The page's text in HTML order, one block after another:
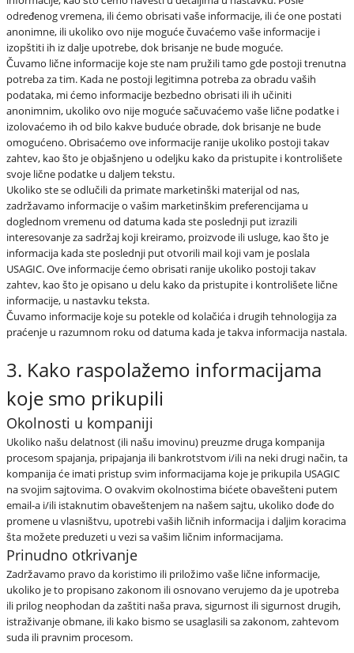
određenog vremena, ili ćemo obrisati vaše informacije, ili će one postati
anonimne, ili ukoliko ovo nije moguće čuvaćemo vaše informacije i
izopštiti ih iz dalje upotrebe, dok brisanje ne bude moguće.
Čuvamo lične informacije koje ste nam pružili tamo gde postoji trenutna
potreba za tim. Kada ne postoji legitimna potreba za obradu vaših
podataka, mi ćemo informacije bezbedno obrisati ili ih učiniti
anonimnim, ukoliko ovo nije moguće sačuvaćemo vaše lične podatke i
izolovaćemo ih od bilo kakve buduće obrade, dok brisanje ne bude
omogućeno. Obrisaćemo ove informacije ranije ukoliko postoji takav
zahtev, kao što je objašnjeno u odeljku kako da pristupite i kontrolišete
svoje lične podatke u daljem tekstu.
Ukoliko ste se odlučili da primate marketinški materijal od nas,
zadržavamo informacije o vašim marketinškim preferencijama u
doglednom vremenu od datuma kada ste poslednji put izrazili
interesovanje za sadržaj koji kreiramo, proizvode ili usluge, kao što je
informacija kada ste poslednji put otvorili mail koji vam je poslala
USAGIC. Ove informacije ćemo obrisati ranije ukoliko postoji takav
zahtev, kao što je opisano u delu kako da pristupite i kontrolišete lične
informacije, u nastavku teksta.
Čuvamo informacije koje su potekle od kolačića i drugih tehnologija za
praćenje u razumnom roku od datuma kada je takva informacija nastala.
3. Kako raspolažemo informacijama
koje smo prikupili
Okolnosti u kompaniji
Ukoliko našu delatnost (ili našu imovinu) preuzme druga kompanija
procesom spajanja, pripajanja ili bankrotstvom i/ili na neki drugi način, ta
kompanija će imati pristup svim informacijama koje je prikupila USAGIC
na svojim sajtovima. O ovakvim okolnostima bićete obavešteni putem
email-a i/ili istaknutim obaveštenjem na našem sajtu, ukoliko dođe do
promene u vlasništvu, upotrebi vaših ličnih informacija i daljim koracima
šta možete preduzeti u vezi sa vašim ličnim informacijama.
Prinudno otkrivanje
Zadržavamo pravo da koristimo ili priložimo vaše lične informacije,
ukoliko je to propisano zakonom ili osnovano verujemo da je upotreba
ili prilog neophodan da zaštiti naša prava, sigurnost ili sigurnost drugih,
istraživanje obmane, ili kako bismo se usaglasili sa zakonom, zahtevom
suda ili pravnim procesom.